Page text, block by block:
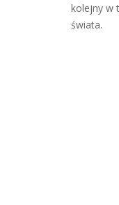
kolejny w
świata.